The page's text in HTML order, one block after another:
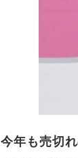
今年も売切